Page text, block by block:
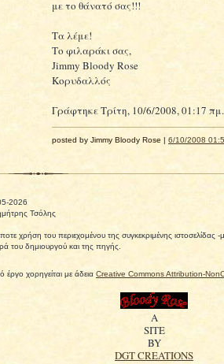
με το θάνατό σας!!!
Τα λέμε!
Το φιλαράκι σας,
Jimmy Bloody Rose
Κορυδαλλός
Γράφτηκε Τρίτη, 10/6/2008, 01:17 πμ.
posted by Jimmy Bloody Rose | 6/10/2008
2026
Τσόλης
χρήση του περιεχομένου της συγκεκριμένης
του δημιουργού και της πηγής.
έργο χορηγείται με άδεια Creative Commons Attribution-
A
SITE
BY
DGT CREATIONS